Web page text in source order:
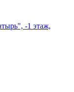
-1 этаж,